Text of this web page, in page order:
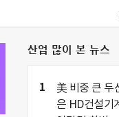
산업 많이 본 뉴스